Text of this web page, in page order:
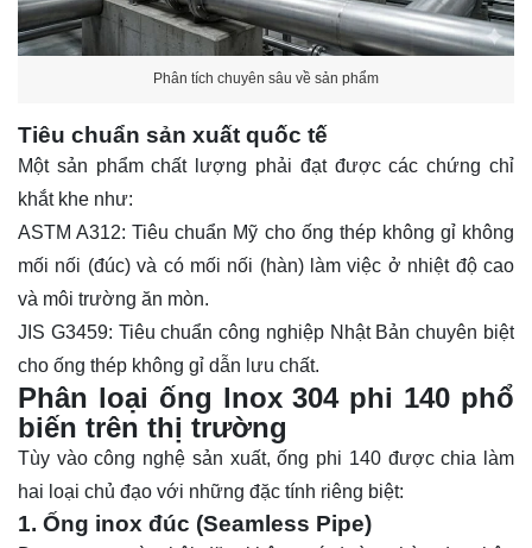
Phân tích chuyên sâu về sản phẩm
Tiêu chuẩn sản xuất quốc tế
Một sản phẩm chất lượng phải đạt được các chứng chỉ
khắt khe như:
ASTM A312: Tiêu chuẩn Mỹ cho ống thép không gỉ không
mối nối (đúc) và có mối nối (hàn) làm việc ở nhiệt độ cao
và môi trường ăn mòn.
JIS G3459: Tiêu chuẩn công nghiệp Nhật Bản chuyên biệt
cho ống thép không gỉ dẫn lưu chất.
Phân loại ống lnox 304 phi 140 phổ
biến trên thị trường
Tùy vào công nghệ sản xuất, ống phi 140 được chia làm
hai loại chủ đạo với những đặc tính riêng biệt:
1. Ống inox đúc (Seamless Pipe)